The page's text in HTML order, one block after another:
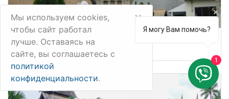
Парк Мини Сиам
Мы используем cookies,
чтобы сайт работал
лучше. Оставаясь на
сайте, вы соглашаетесь с
политикой
конфиденциальности.
×
Я могу Вам помочь?
1